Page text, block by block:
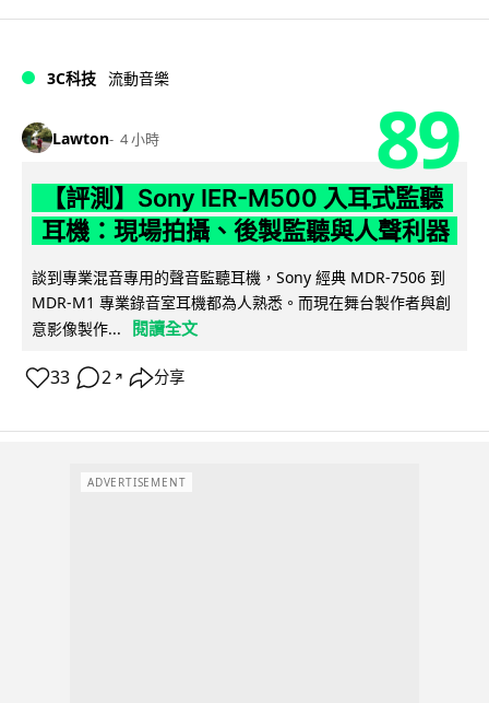
3C科技 流動音樂
Lawton 4 小時 89
【評測】Sony IER-M500 入耳式監聽
耳機：現場拍攝、後製監聽與人聲利器
談到專業混音專用的聲音監聽耳機，Sony 經典 MDR-7506 到
MDR-M1 專業錄音室耳機都為人熟悉。而現在舞台製作者與創
意影像製作...
閱讀全文
33 2 ↗ 分享
ADVERTISEMENT